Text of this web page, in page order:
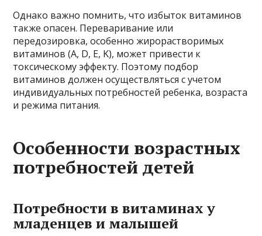
Однако важно помнить, что избыток витаминов
также опасен. Переваривание или
передозировка, особенно жирорастворимых
витаминов (A, D, E, K), может привести к
токсическому эффекту. Поэтому подбор
витаминов должен осуществляться с учетом
индивидуальных потребностей ребенка, возраста
и режима питания.
Особенности возрастных
потребностей детей
Потребности в витаминах у
младенцев и малышей